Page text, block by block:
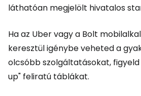
láthatóan megjelölt hivatalos
Ha az Uber vagy a Bolt
keresztül igénybe veheted a
olcsóbb szolgáltatásokat,
up" feliratú táblákat.